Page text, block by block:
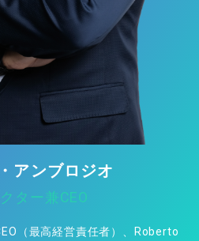
アンブロジオ
ター兼CEO
（最高経営責任者）、Roberto